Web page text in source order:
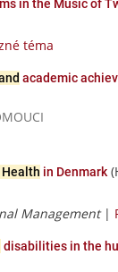
in the Music of
téma
academic
in Denmark
Management|
disabilities in the